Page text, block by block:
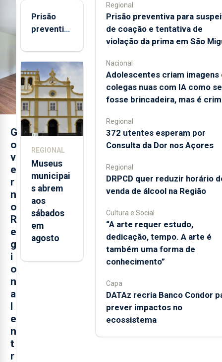
G
o
v
e
r
n
o
R
e
g
i
o
n
a
l
e
n
t
r
Prisão
preventiva
suspeito
de coação
e
tentativa
de
violação
da prima
Miguel
REGIONAL
Museus
municipai
s abrem
aos
sábados
em
agosto
Regional
Prisão preventiva para
de coação e tentativa de
violação da prima em São
Nacional
Adolescentes criam imagens
colegas nuas com IA como se
fosse brincadeira, mas é
Regional
372 utentes esperam por
Consulta da Dor nos Açores
Regional
DRPCD quer reduzir horário
venda de álcool na Região
Cultura e Social
“A arte requer estudo,
dedicação, tempo. A arte é
também uma forma de
conhecimento”
Capa
DATAz recria Banco Condor
prever impactos no
ecossistema